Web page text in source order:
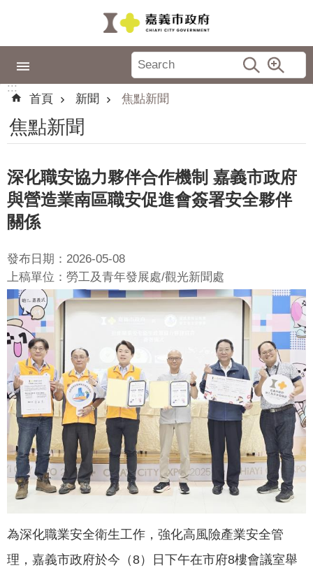
政
專
區
城
品
牌
認
識
嘉
義
新
聞
活
動
公
告
機
關
網
站
民
服
:::
首頁
新聞 焦點新聞
焦點新聞
深化職安協力夥伴合作機制 嘉義市政府
與營造業南區職安促進會簽署安全夥伴
關係
發布日期：2026-05-08
上稿單位：勞工及青年發展處/觀光新聞處
為深化職業安全衛生工作，強化高風險產業安全管
理，嘉義市政府於今（8）日下午在市府8樓會議室舉